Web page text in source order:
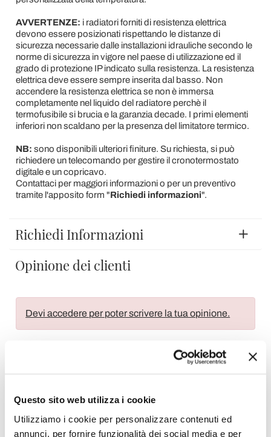
Questo sito web utilizza i cookie
Utilizziamo i cookie per personalizzare contenuti ed
annunci, per fornire funzionalità dei social media e per
AVVERTENZE: i radiatori forniti di resistenza elettrica
devono essere posizionati rispettando le distanze di
sicurezza necessarie dalle installazioni idrauliche secondo le
norme di sicurezza in vigore nel paese di utilizzazione ed il
grado di protezione IP indicato sulla resistenza. La resistenza
elettrica deve essere sempre inserita dal basso. Non
accendere la resistenza elettrica se non è immersa
completamente nel liquido del radiatore perchè il
termofusibile si brucia e la garanzia decade. I primi elementi
inferiori non scaldano per la presenza del limitatore termico.
NB: sono disponibili ulteriori finiture. Su richiesta, si può
richiedere un telecomando per gestire il cronotermostato
digitale e un copricavo.
Contattaci per maggiori informazioni o per un preventivo
tramite l'apposito form "Richiedi informazioni".
Richiedi Informazioni
Opinione dei clienti
Devi accedere per poter scrivere la tua opinione.